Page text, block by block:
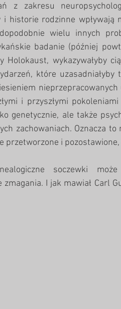
z zakresu
historie rodzinne wpływają
wielu innych
badanie (później
wykazywałyby
które uzasadniałyby
i przyszłymi
genetycznie, ale także
zachowaniach. Oznacza to
przetworzone i pozostawione,
soczewki może
I jak mawiał Carl